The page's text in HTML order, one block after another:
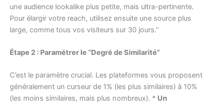
une audience lookalike plus petite, mais ultra-pertinente.
Pour élargir votre reach, utilisez ensuite une source plus
large, comme tous vos visiteurs sur 30 jours.”
Étape 2 : Paramétrer le “Degré de Similarité”
C’est le paramètre crucial. Les plateformes vous proposent
généralement un curseur de 1% (les plus similaires) à 10%
(les moins similaires, mais plus nombreux). * Un